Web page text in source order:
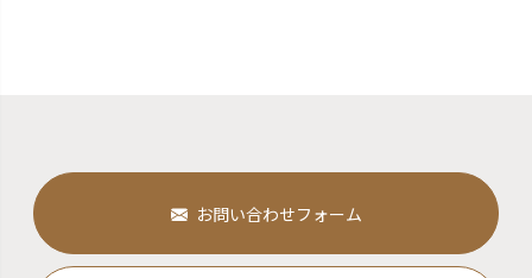
お問い合わせフォーム